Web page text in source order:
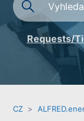
Requests/
CZ